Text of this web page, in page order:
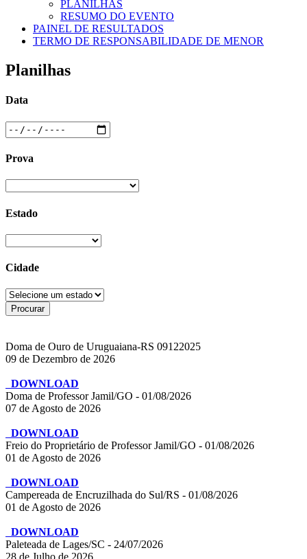
PLANILHAS
RESUMO DO EVENTO
PAINEL DE RESULTADOS
TERMO DE RESPONSABILIDADE DE MENOR
Planilhas
Data
Prova
Estado
Cidade
Doma de Ouro de Uruguaiana-RS 09122025
09 de Dezembro de 2026
DOWNLOAD
Doma de Professor Jamil/GO - 01/08/2026
07 de Agosto de 2026
DOWNLOAD
Freio do Proprietário de Professor Jamil/GO - 01/08/2026
01 de Agosto de 2026
DOWNLOAD
Campereada de Encruzilhada do Sul/RS - 01/08/2026
01 de Agosto de 2026
DOWNLOAD
Paleteada de Lages/SC - 24/07/2026